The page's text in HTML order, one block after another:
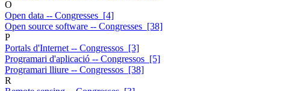
O
Open data -- Congresses [4]
Open source software -- Congresses [38]
P
Portals d'Internet -- Congressos [3]
Programari d'aplicació -- Congressos [5]
Programari lliure -- Congressos [38]
R